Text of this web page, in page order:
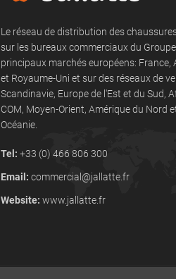
Le réseau de distribution des
sur les bureaux commerciaux du
principaux marchés européens: France,
et Royaume-Uni et sur des réseaux de
Scandinavie, Europe de l'Est et du Sud,
COM, Moyen-Orient, Amérique du Nord
Océanie.
Tel: +33 (0) 466 806 300
Email: commercial@jallatte.fr
Website: www.jallatte.fr